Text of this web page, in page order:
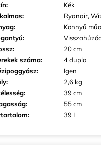
:
Kék
:
Ryanair,
:
Könnyű
:
:
20 cm
száma:
4 dupla
:
Igen
:
2,6 kg
:
39 cm
:
55 cm
: 39 L